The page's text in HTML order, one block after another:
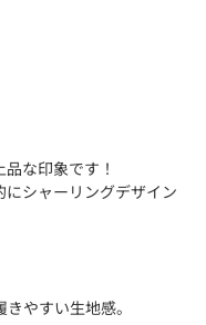
な印象です！
シャーリングデザイン
やすい生地感。